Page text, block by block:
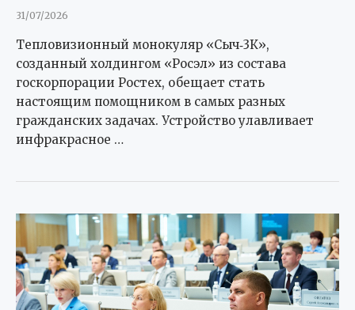
31/07/2026
Тепловизионный монокуляр «Сыч‑3К»,
созданный холдингом «Росэл» из состава
госкорпорации Ростех, обещает стать
настоящим помощником в самых разных
гражданских задачах. Устройство улавливает
инфракрасное …